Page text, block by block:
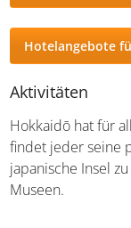
Hotelangebote
Aktivitäten
Hokkaidō hat für
findet jeder seine
japanische Insel
Museen.